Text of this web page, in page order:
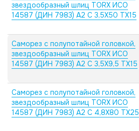
звездообразный шлиц TORX ИСО
14587 (ДИН 7983) А2 C 3,5X50 TX15
Саморез с полупотайной головкой,
звездообразный шлиц TORX ИСО
14587 (ДИН 7983) А2 C 3,5X9,5 TX15
Саморез с полупотайной головкой,
звездообразный шлиц TORX ИСО
14587 (ДИН 7983) А2 C 4,8X80 TX25